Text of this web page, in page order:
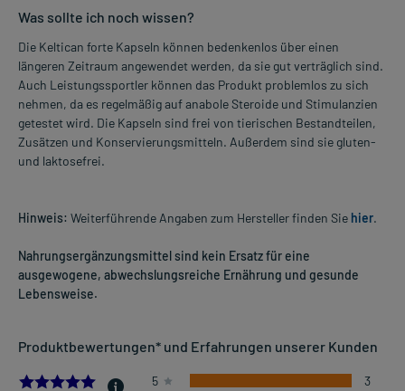
Was sollte ich noch wissen?
Die Keltican forte Kapseln können bedenkenlos über einen
längeren Zeitraum angewendet werden, da sie gut verträglich sind.
Auch Leistungssportler können das Produkt problemlos zu sich
nehmen, da es regelmäßig auf anabole Steroide und Stimulanzien
getestet wird. Die Kapseln sind frei von tierischen Bestandteilen,
Zusätzen und Konservierungsmitteln. Außerdem sind sie gluten-
und laktosefrei.
Hinweis: Weiterführende Angaben zum Hersteller finden Sie hier.
Nahrungsergänzungsmittel sind kein Ersatz für eine
ausgewogene, abwechslungsreiche Ernährung und gesunde
Lebensweise.
Produktbewertungen* und Erfahrungen unserer Kunden
5.0 5 3